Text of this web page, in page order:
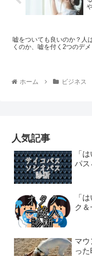
嘘をついても良いのか？人
くのか、嘘を付く2つのデメ
ホーム ビジネス
人気記事
「
パス
「
ク＆
マウ
っ